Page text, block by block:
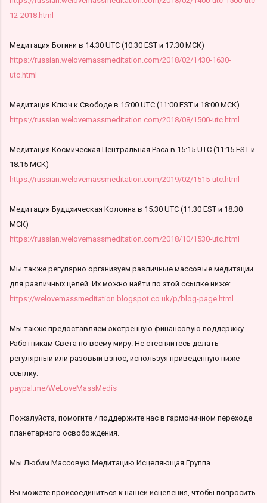
12-2018.html
Медитация Богини в 14:30 UTC (10:30 EST и 17:30 МСК)
https://russian.welovemassmeditation.com/2018/02/1430-1630-
utc.html
Медитация Ключ к Свободе в 15:00 UTC (11:00 EST и 18:00 МСК)
https://russian.welovemassmeditation.com/2018/08/1500-utc.html
Медитация Космическая Центральная Раса в 15:15 UTC (11:15 EST и
18:15 МСК)
https://russian.welovemassmeditation.com/2019/02/1515-utc.html
Медитация Буддхическая Колонна в 15:30 UTC (11:30 EST и 18:30
МСК)
https://russian.welovemassmeditation.com/2018/10/1530-utc.html
Мы также регулярно организуем различные массовые медитации
для различных целей. Их можно найти по этой ссылке ниже:
https://welovemassmeditation.blogspot.co.uk/p/blog-page.html
Мы также предоставляем экстренную финансовую поддержку
Работникам Света по всему миру. Не стесняйтесь делать
регулярный или разовый взнос, используя приведённую ниже
ссылку:
paypal.me/WeLoveMassMedis
Пожалуйста, помогите / поддержите нас в гармоничном переходе
планетарного освобождения.
Мы Любим Массовую Медитацию Исцеляющая Группа
Вы можете происоединиться к нашей исцеления, чтобы попросить